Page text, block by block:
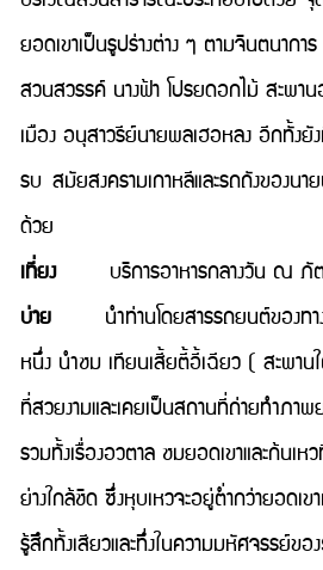
ยอดเขาเป็นรูปร่างต่าง ๆ ตามจินตนาก
สวนสวรรค์ นางฟ้า โปรยดอกไม้ สะพา
เมือง อนุสาวรีย์นายพลเฮอหลง อีกทั้งยั
รบ สมัยสงครามเกาหลีและรถถังของนา
ด้วย
เที่ยงบริการอาหารกลางวัน ณ ภัต
บ่าย
นำท่านโดยสารรถยนต์ของทา
หนึ่ง นำชม เทียนเสี้ยตี้อี้เฉียว ( สะพา
ที่สวยงามและเคยเป็นสถานที่ถ่ายทำภา
รวมทั้งเรื่องอวตาล ชมยอดเขาและก้นเห
ย่างใกล้ชิด ซึ่งหุบเหวจะอยู่ต่ำกว่ายอดเ
รู้สึกทั้งเสียวและทึ่งในความมหัศจรรย์ข